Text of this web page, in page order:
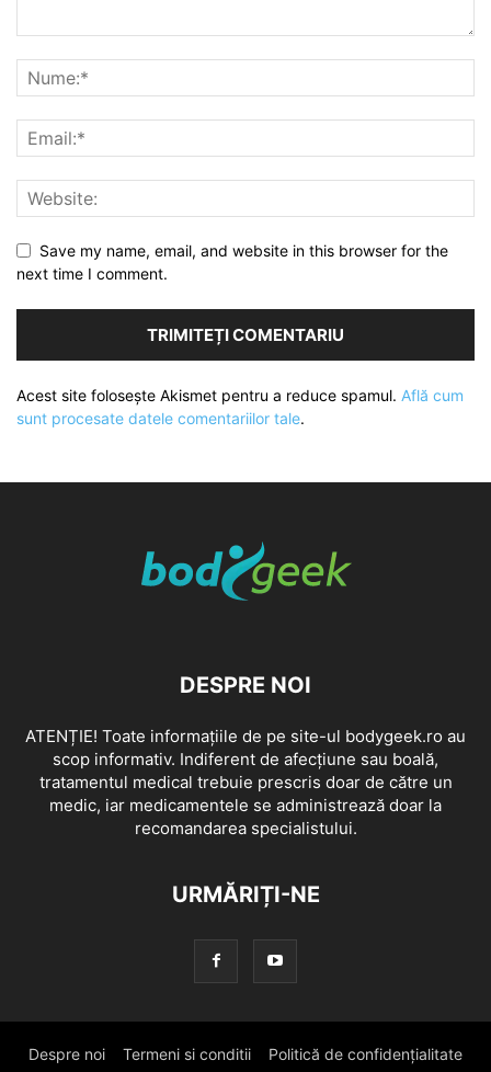
Save my name, email, and website in this browser for the
next time I comment.
Acest site folosește Akismet pentru a reduce spamul. Află cum
sunt procesate datele comentariilor tale.
DESPRE NOI
ATENȚIE! Toate informațiile de pe site-ul bodygeek.ro au
scop informativ. Indiferent de afecțiune sau boală,
tratamentul medical trebuie prescris doar de către un
medic, iar medicamentele se administrează doar la
recomandarea specialistului.
URMĂRIȚI-NE
Despre noi Termeni si conditii Politică de confidențialitate